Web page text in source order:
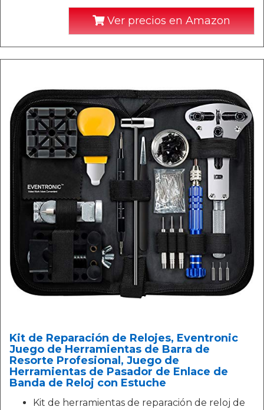
Ver precios en Amazon
Kit de Reparación de Relojes, Eventronic
Juego de Herramientas de Barra de
Resorte Profesional, Juego de
Herramientas de Pasador de Enlace de
Banda de Reloj con Estuche
Kit de herramientas de reparación de reloj de